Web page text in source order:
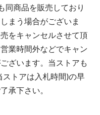
同商品を販売しており
まう場合がございま
をキャンセルさせて頂
業時間外などでキャン
ざいます。当ストアも
トアは入札時間)の早
承下さい。